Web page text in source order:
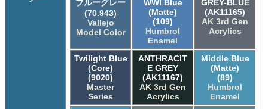
ブルーグレー
(70.943)
Vallejo
Model Color
WWI Blue
(Matte)
(109)
Humbrol
Enamel
GREY-BLUE
(AK11165)
AK 3rd Gen
Acrylics
Twilight Blue
(Core)
(9020)
Master
Series
ANTHRACIT
E GREY
(AK11167)
AK 3rd Gen
Acrylics
Middle Blue
(Matte)
(89)
Humbrol
Enamel